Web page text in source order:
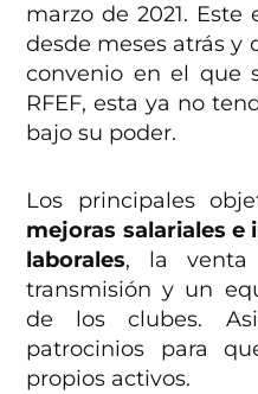
marzo de 2021.
desde meses atrás y
convenio en el que
RFEF, esta ya no
bajo su poder.
Los principales
mejoras salariales e
laborales, la venta
transmisión y un
de los clubes.
patrocinios para
propios activos.